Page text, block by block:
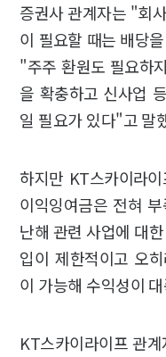
증권사 관계자는 "회
이 필요할 때는 배당
"주주 환원도 필요하
을 확충하고 신사업
일 필요가 있다"고 말
하지만 KT스카이라
이익잉여금은 전혀
난해 관련 사업에 대
입이 제한적이고 오
이 가능해 수익성이
KT스카이라이프 관